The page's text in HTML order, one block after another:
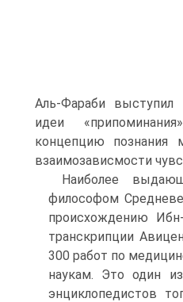
Аль-Фараби выступил
идеи
концепцию познания
взаимозависмости
Наиболее
философом
происхождению
транскрипции
300 работ по
наукам. Это один
энциклопедистов